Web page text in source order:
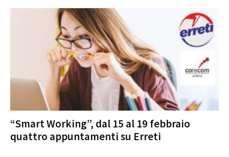
“Smart Working”, dal 15 al 19 febbraio
quattro appuntamenti su Erreti